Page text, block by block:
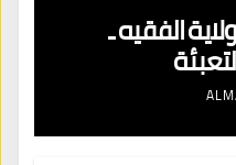
الفقيه ـ